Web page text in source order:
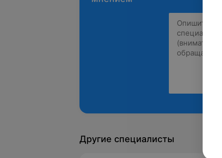
Другие специалисты